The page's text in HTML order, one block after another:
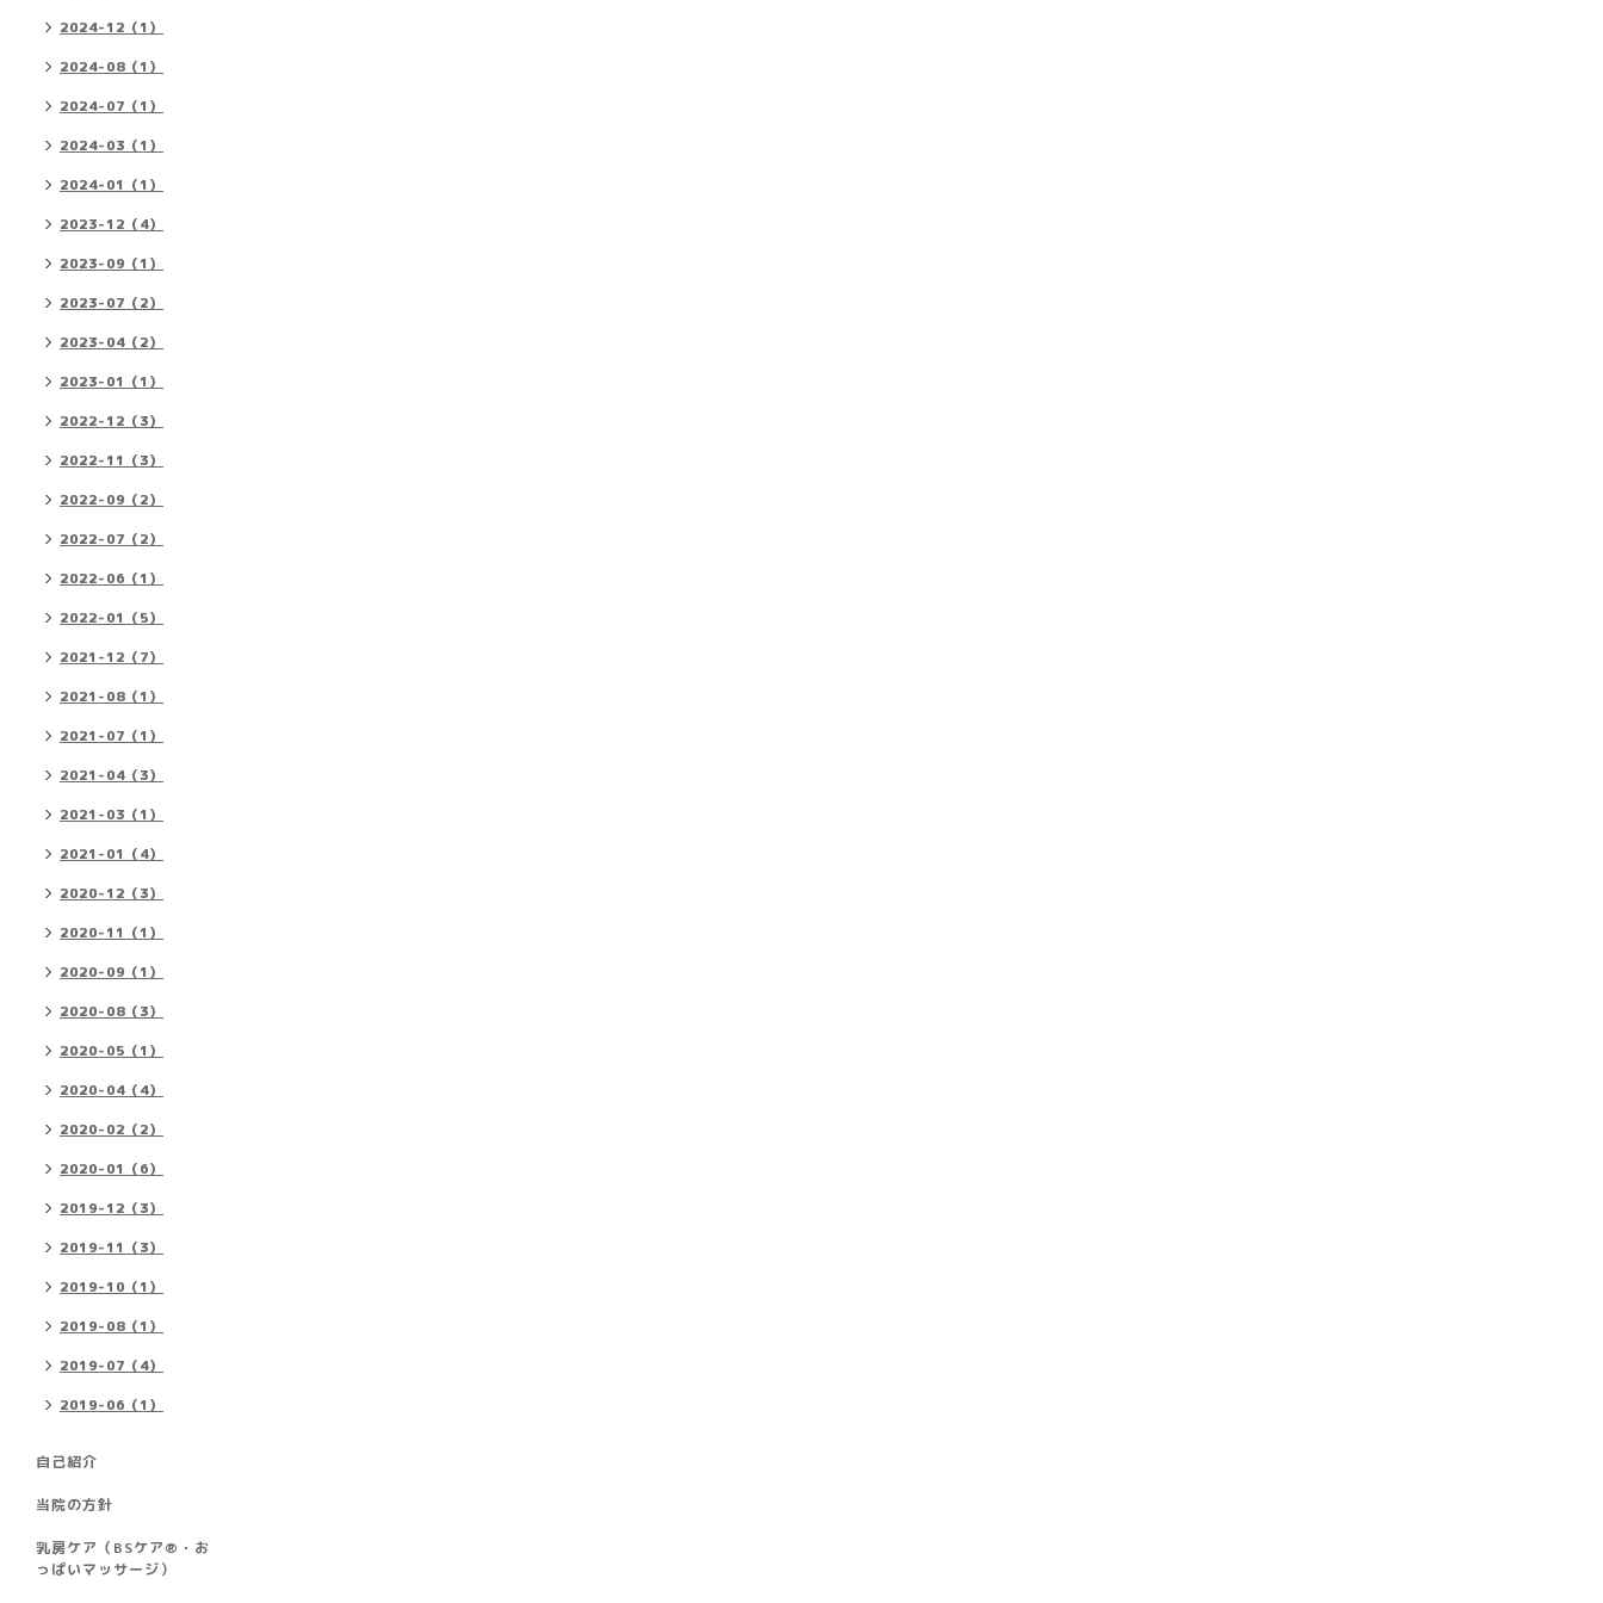
2024-12（1）
2024-08（1）
2024-07（1）
2024-03（1）
2024-01（1）
2023-12（4）
2023-09（1）
2023-07（2）
2023-04（2）
2023-01（1）
2022-12（3）
2022-11（3）
2022-09（2）
2022-07（2）
2022-06（1）
2022-01（5）
2021-12（7）
2021-08（1）
2021-07（1）
2021-04（3）
2021-03（1）
2021-01（4）
2020-12（3）
2020-11（1）
2020-09（1）
2020-08（3）
2020-05（1）
2020-04（4）
2020-02（2）
2020-01（6）
2019-12（3）
2019-11（3）
2019-10（1）
2019-08（1）
2019-07（4）
2019-06（1）
自己紹介
当院の方針
乳房ケア（BSケア®︎・お
っぱいマッサージ）